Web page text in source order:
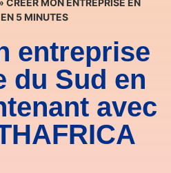
CRÉER MON ENTREPRISE EN
5 MINUTES
entreprise
du Sud en
avec